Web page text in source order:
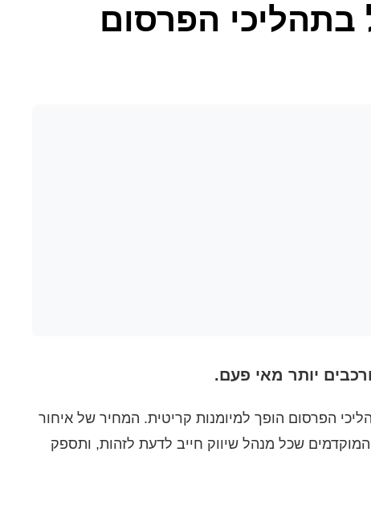
הפרסום
הפרסום הופך למיומנות קריטית. המחיר של איחור
שכל מנהל שיווק חייב לדעת לזהות, ותספק